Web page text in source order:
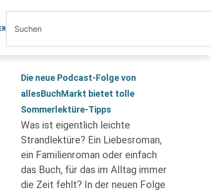
Die neue Podcast-Folge von
allesBuchMarkt bietet tolle
Sommerlektüre-Tipps
Was ist eigentlich leichte
Strandlektüre? Ein Liebesroman,
ein Familienroman oder einfach
das Buch, für das im Alltag immer
die Zeit fehlt? In der neuen Folge